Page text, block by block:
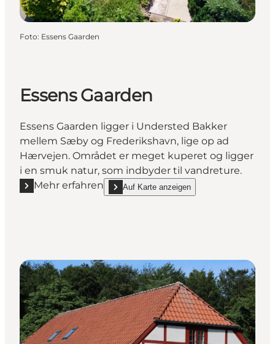
Foto: Essens Gaarden
Essens Gaarden
Essens Gaarden ligger i Understed Bakker
mellem Sæby og Frederikshavn, lige op ad
Hærvejen. Området er meget kuperet og ligger
i en smuk natur, som indbyder til vandreture.
Mehr erfahren
Mehr erfahren "Essens Gaarden"
Auf Karte anzeigen
show Essens Gaarden on_map